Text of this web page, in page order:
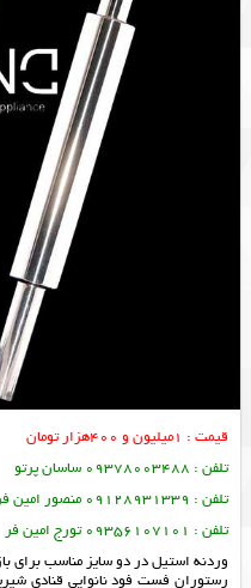
قیمت : 1میلیون و 400هزار تومان
تلفن : 09378003488 ساسان پرتو
تلفن : 09128931339 منصور امین فر
تلفن : 09356107101 تورج امین فر
وردنه استیل در دو سایز مناسب برای
رستوران فست فود نانوایی قنادی